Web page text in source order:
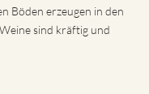
Böden erzeugen in den
sind kräftig und